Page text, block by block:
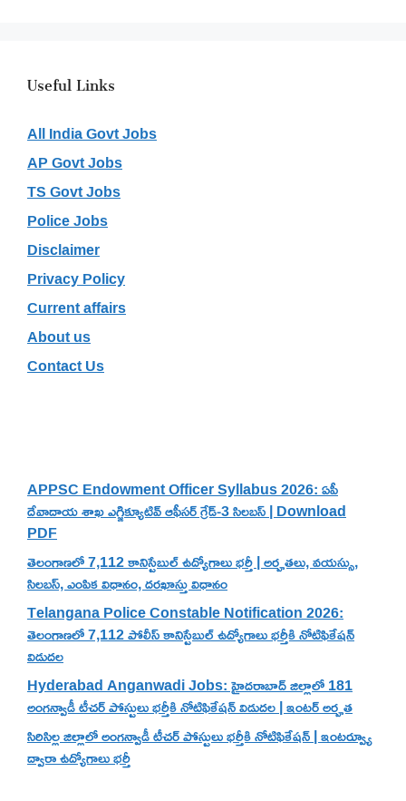
Useful Links
All India Govt Jobs
AP Govt Jobs
TS Govt Jobs
Police Jobs
Disclaimer
Privacy Policy
Current affairs
About us
Contact Us
APPSC Endowment Officer Syllabus 2026: ఏపీ
దేవాదాయ శాఖ ఎగ్జిక్యూటివ్ ఆఫీసర్ గ్రేడ్-3 సిలబస్ | Download
PDF
తెలంగాణలో 7,112 కానిస్టేబుల్ ఉద్యోగాలు భర్తీ | అర్హతలు, వయస్సు,
సిలబస్, ఎంపిక విధానం, దరఖాస్తు విధానం
Telangana Police Constable Notification 2026:
తెలంగాణలో 7,112 పోలీస్ కానిస్టేబుల్ ఉద్యోగాలు భర్తీకి నోటిఫికేషన్
విడుదల
Hyderabad Anganwadi Jobs: హైదరాబాద్ జిల్లాలో 181
అంగన్వాడీ టీచర్ పోస్టులు భర్తీకి నోటిఫికేషన్ విడుదల | ఇంటర్ అర్హత
సిరిసిల్ల జిల్లాలో అంగన్వాడీ టీచర్ పోస్టులు భర్తీకి నోటిఫికేషన్ | ఇంటర్వ్యూ
ద్వారా ఉద్యోగాలు భర్తీ